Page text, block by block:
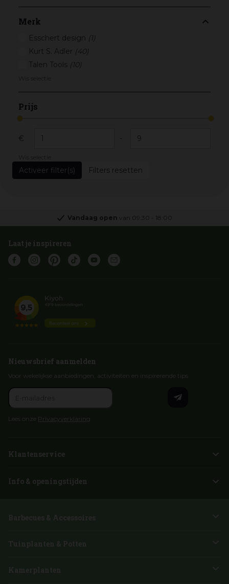
Merk
Esschert design (1)
Kurt S. Adler (40)
Talen Tools (10)
Prijs
€ -
Filters resetten
Vandaag open van 09:30 18:00
Laat je inspireren
Nieuwsbrief aanmelden
Voor wekelijkse aanbiedingen, activiteiten en inspirerende tips
Lees onze Privacyverklaring
Klantenservice
Info & openingstijden